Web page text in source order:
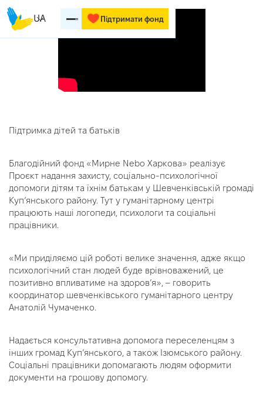
UA Підтримати фонд
Підтримка дітей та батьків
Благодійний фонд «Мирне Nebo Харкова» реалізує
Проєкт надання захисту, соціально-психологічної
допомоги дітям та їхнім батькам у Шевченківській громаді
Купʼянського району. Тут у гуманітарному центрі
працюють наші логопеди, психологи та соціальні
працівники.
«Ми приділяємо цій роботі велике значення, адже якщо
психологічний стан людей буде врівноважений, це
позитивно впливатиме на здоровʼя», – говорить
координатор шевченківського гуманітарного центру
Анатолій Чумаченко.
Надається консультативна допомога переселенцям з
інших громад Купʼянського, а також Ізюмського району.
Соціальні працівники допомагають людям оформити
документи на грошову допомогу.